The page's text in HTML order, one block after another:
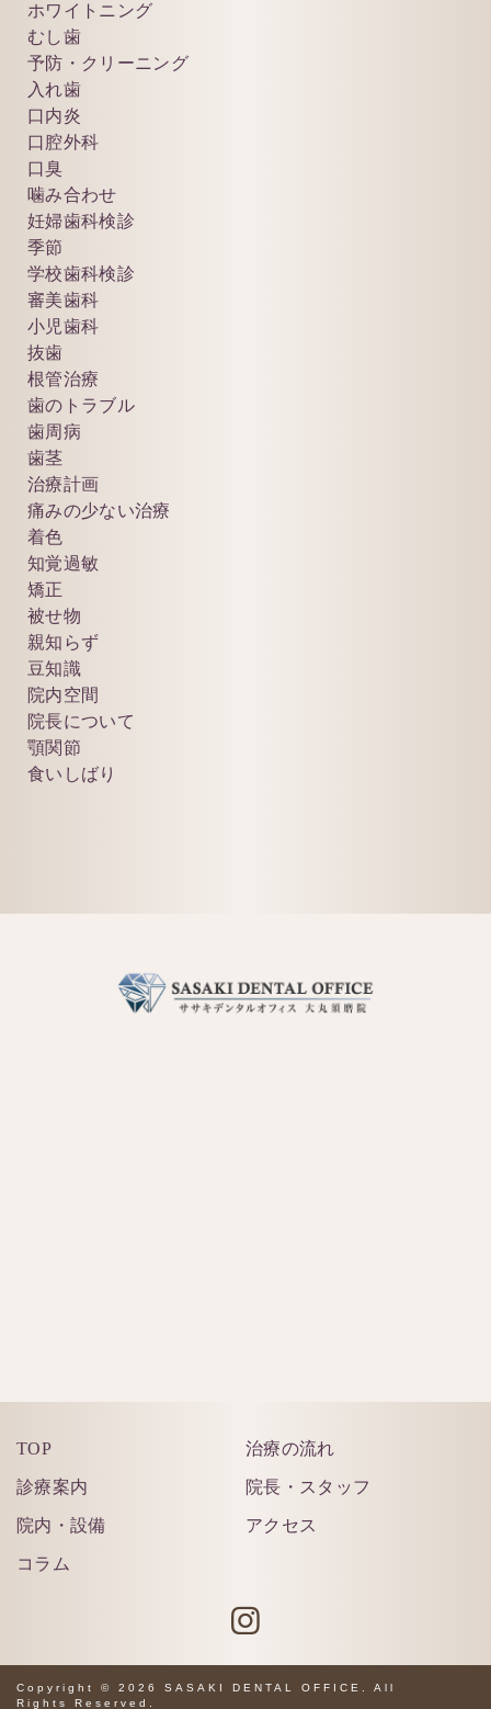
ホワイトニング
むし歯
予防・クリーニング
入れ歯
口内炎
口腔外科
口臭
噛み合わせ
妊婦歯科検診
季節
学校歯科検診
審美歯科
小児歯科
抜歯
根管治療
歯のトラブル
歯周病
歯茎
治療計画
痛みの少ない治療
着色
知覚過敏
矯正
被せ物
親知らず
豆知識
院内空間
院長について
顎関節
食いしばり
TOP 治療の流れ
診療案内 院長・スタッフ
院内・設備 アクセス
コラム
Copyright © 2026 SASAKI DENTAL OFFICE. All
Rights Reserved.